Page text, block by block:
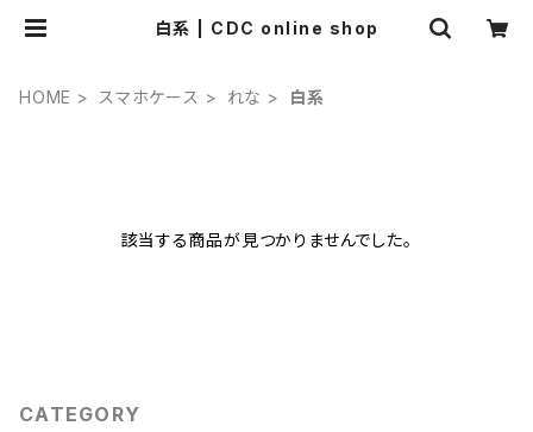
白系 | CDC online shop
HOME スマホケース れな 白系
該当する商品が見つかりませんでした。
CATEGORY